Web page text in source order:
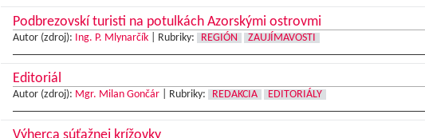
Podbrezovskí turisti na potulkách Azorskými ostrovmi
Autor (zdroj): Ing. P. Mlynarčík| Rubriky: REGIÓN ZAUJÍMAVOSTI
Editoriál
Autor (zdroj): Mgr. Milan Gončár| Rubriky: REDAKCIA EDITORIÁLY